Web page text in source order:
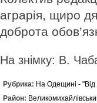
аграрія, щиро
доброта
На знімку: В.
Рубрика: На Одещині -
Район: